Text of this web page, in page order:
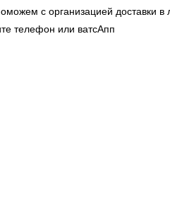
с организацией доставки в
телефон или ватсАпп